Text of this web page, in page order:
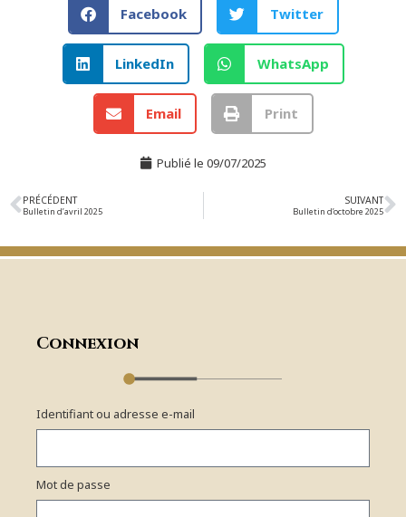
Facebook Twitter
LinkedIn WhatsApp
Email Print
Publié le 09/07/2025
PRÉCÉDENT
Bulletin d’avril 2025
SUIVANT
Bulletin d’octobre 2025
Connexion
Identifiant ou adresse e-mail
Mot de passe